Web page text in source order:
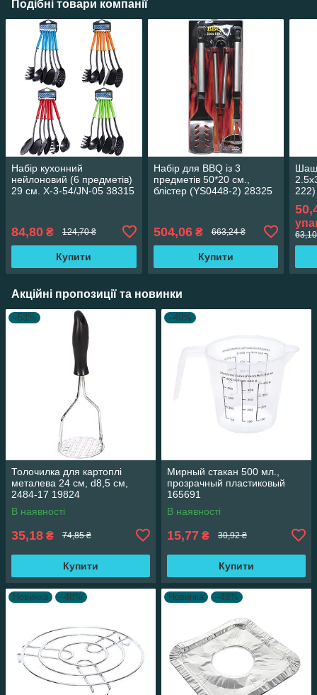
Подібні товари компанії
Набір кухонний
нейлоновий (6 предметів)
29 см. X-3-54/JN-05 38315
84,80 ₴ 124,70 ₴
Купити
Набір для BBQ із 3
предметів 50*20 см.,
блістер (YS0448-2) 28325
504,06₴ 663,24 ₴
Купити
Акційні пропозиції та новинки
–53%
Толочилка для картоплі
металева 24 см, d8,5 см,
2484-17 19824
В наявності
35,18 ₴ 74,85 ₴
Купити
–49%
Мирный стакан 500 мл.,
прозрачный пластиковый
165691
В наявності
15,77 ₴ 30,92 ₴
Купити
Новинка –48% Новинка –48%